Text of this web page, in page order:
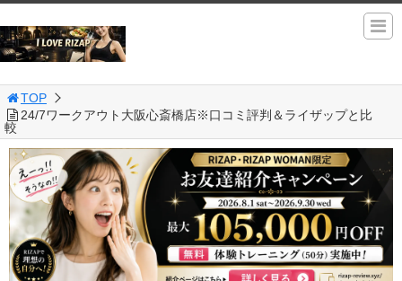
TOP
24/7ワークアウト大阪心斎橋店※口コミ評判＆ライザップと比
較